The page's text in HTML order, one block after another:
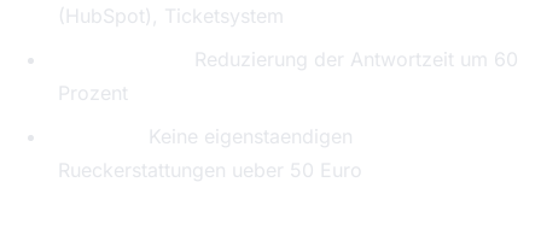
(HubSpot), Ticketsystem
Reduzierung der Antwortzeit um 60
Prozent
Keine eigenstaendigen
Rueckerstattungen ueber 50 Euro